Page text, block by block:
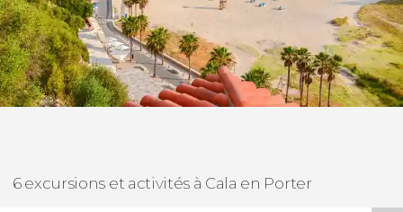
6 excursions et activités à Cala en Porter